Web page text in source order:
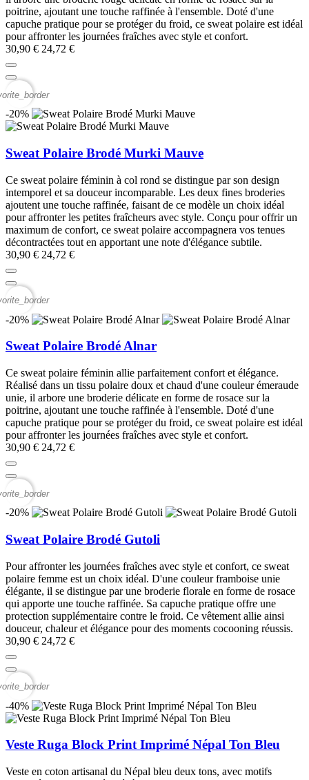
poitrine, ajoutant une touche raffinée à l'ensemble. Doté d'une
capuche pratique pour se protéger du froid, ce sweat polaire est idéal
pour affronter les journées fraîches avec style et confort.
30,90 € 24,72 €
-20%
Sweat Polaire Brodé Murki Mauve
Ce sweat polaire féminin à col rond se distingue par son design
intemporel et sa douceur incomparable. Les deux fines broderies
ajoutent une touche raffinée, faisant de ce modèle un choix idéal
pour affronter les petites fraîcheurs avec style. Conçu pour offrir un
maximum de confort, ce sweat polaire accompagnera vos tenues
décontractées tout en apportant une note d'élégance subtile.
30,90 € 24,72 €
-20%
Sweat Polaire Brodé Alnar
Ce sweat polaire féminin allie parfaitement confort et élégance.
Réalisé dans un tissu polaire doux et chaud d'une couleur émeraude
unie, il arbore une broderie délicate en forme de rosace sur la
poitrine, ajoutant une touche raffinée à l'ensemble. Doté d'une
capuche pratique pour se protéger du froid, ce sweat polaire est idéal
pour affronter les journées fraîches avec style et confort.
30,90 € 24,72 €
-20%
Sweat Polaire Brodé Gutoli
Pour affronter les journées fraîches avec style et confort, ce sweat
polaire femme est un choix idéal. D'une couleur framboise unie
élégante, il se distingue par une broderie florale en forme de rosace
qui apporte une touche raffinée. Sa capuche pratique offre une
protection supplémentaire contre le froid. Ce vêtement allie ainsi
douceur, chaleur et élégance pour des moments cocooning réussis.
30,90 € 24,72 €
-40%
Veste Ruga Block Print Imprimé Népal Ton Bleu
Veste en coton artisanal du Népal bleu deux tons, avec motifs